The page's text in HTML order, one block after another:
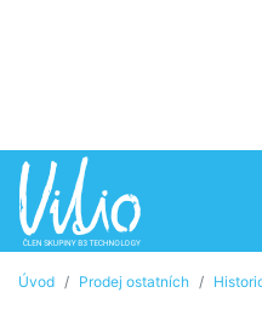
Úvod Prodej ostatních